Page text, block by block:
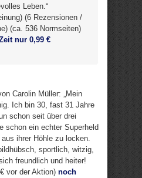
Leben.“
(6 Rezensionen /
(ca. 536 Normseiten)
nur 0,99 €
Carolin Müller: „Mein
Ich bin 30, fast 31 Jahre
schon seit über drei
schon ein echter Superheld
ihrer Höhle zu locken.
sportlich, witzig,
freundlich und heiter!
vor der Aktion) noch